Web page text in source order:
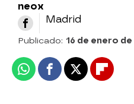
neox
Madrid
Publicado: 16 de enero de
WhatsappFacebook
X